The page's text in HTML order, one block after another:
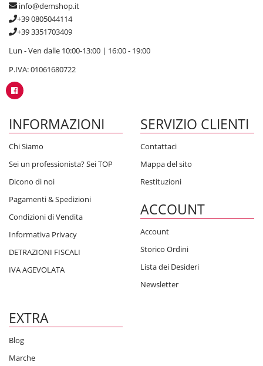
info@demshop.it
+39 0805044114
+39 3351703409
Lun - Ven dalle 10:00-13:00 | 16:00 - 19:00
P.IVA: 01061680722
INFORMAZIONI
Chi Siamo
Sei un professionista? Sei TOP
Dicono di noi
Pagamenti & Spedizioni
Condizioni di Vendita
Informativa Privacy
DETRAZIONI FISCALI
IVA AGEVOLATA
SERVIZIO CLIENTI
Contattaci
Mappa del sito
Restituzioni
ACCOUNT
Account
Storico Ordini
Lista dei Desideri
Newsletter
EXTRA
Blog
Marche